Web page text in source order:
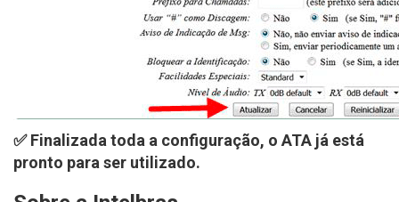
✅ Finalizada toda a configuração, o ATA já está
pronto para ser utilizado.